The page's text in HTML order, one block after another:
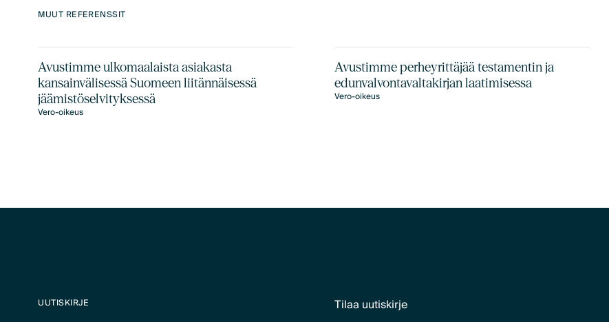
MUUT REFERENSSIT
Avustimme ulkomaalaista asiakasta
kansainvälisessä Suomeen liitännäisessä
jäämistöselvityksessä
Vero-oikeus
Avustimme perheyrittäjää testamentin ja
edunvalvontavaltakirjan laatimisessa
Vero-oikeus
UUTISKIRJE Tilaa uutiskirje